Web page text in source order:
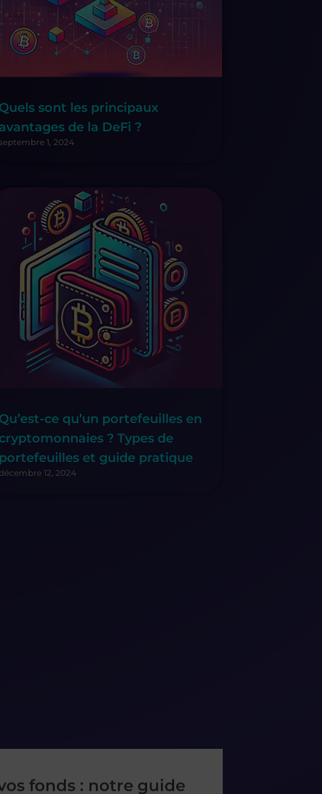
Quels sont les principaux
avantages de la DeFi ?
septembre 1, 2024
Qu’est-ce qu’un portefeuilles en
cryptomonnaies ? Types de
portefeuilles et guide pratique
décembre 12, 2024
fonds : notre guide